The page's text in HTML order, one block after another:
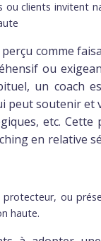
ou clients invitent
comme
ou
un coach
peut soutenir
etc.
en relative
ou
haute.